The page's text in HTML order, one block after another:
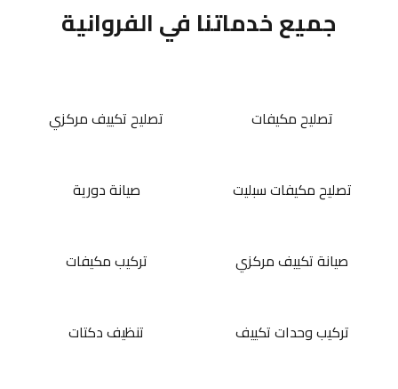
جميع خدماتنا في الفروانية
تصليح مكيفات تصليح تكييف مركزي
تصليح مكيفات سبليت صيانة دورية
صيانة تكييف مركزي تركيب مكيفات
تركيب وحدات تكييف تنظيف دكتات